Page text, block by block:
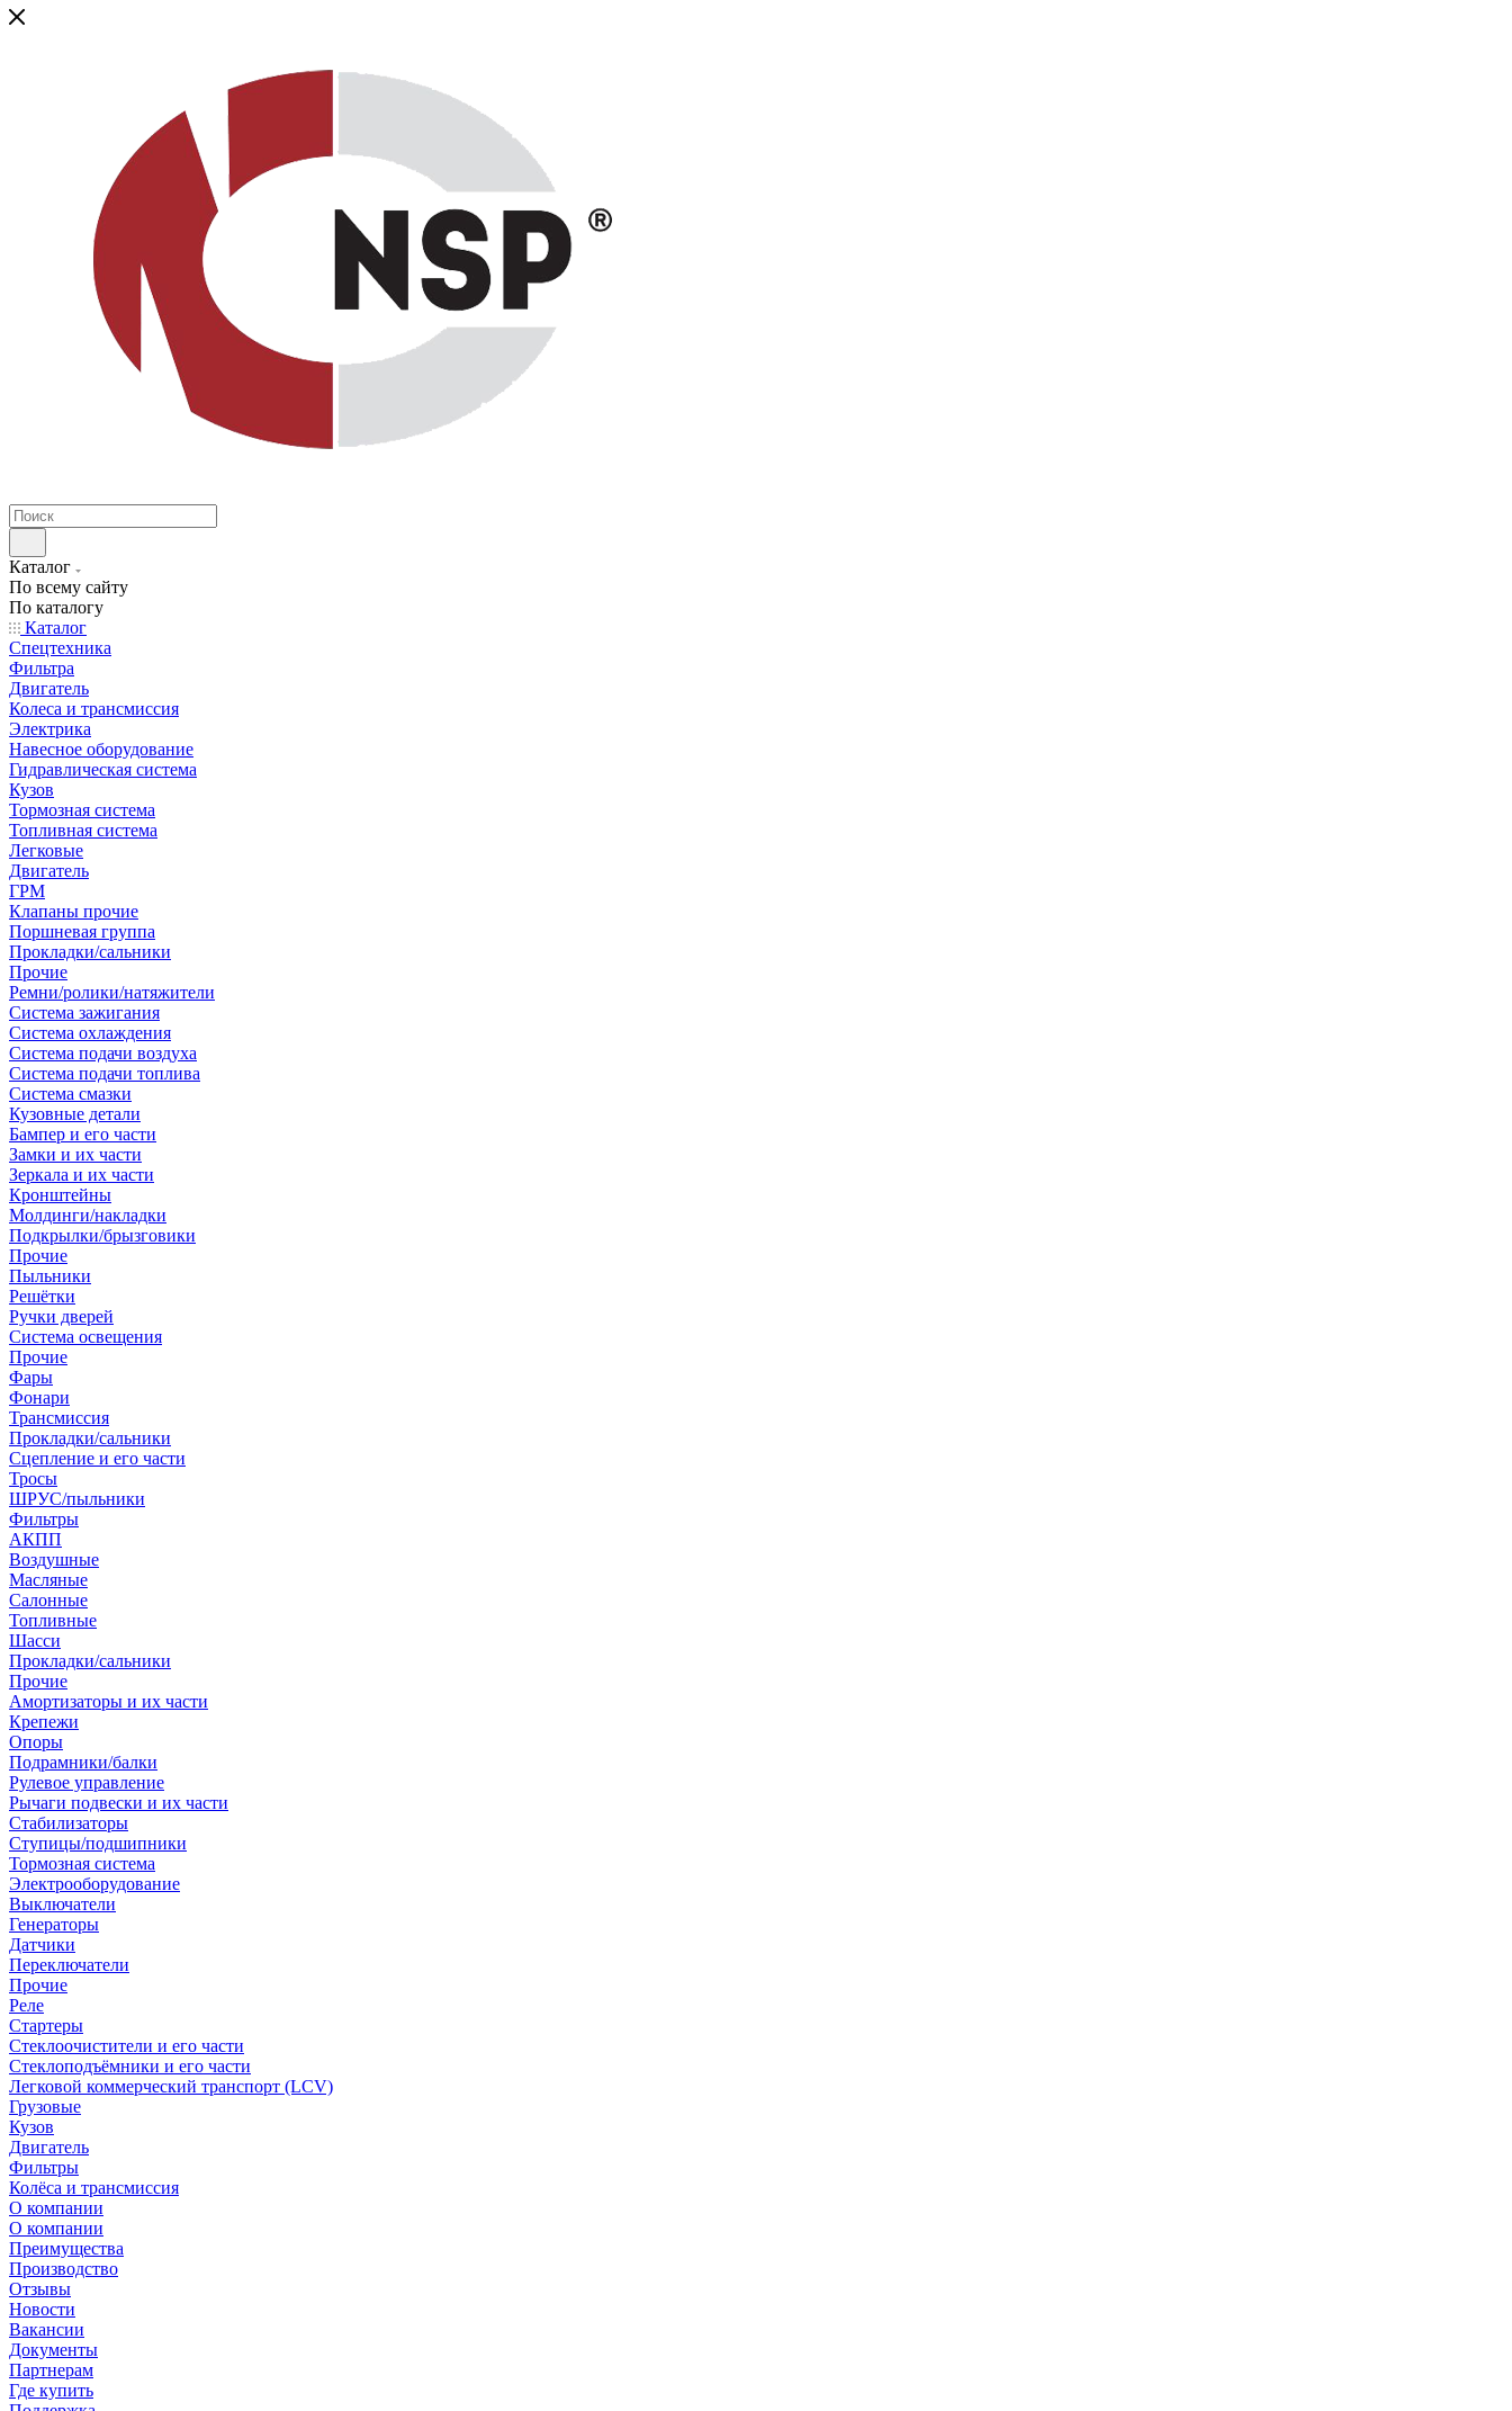
Каталог
По всему сайту
По каталогу
Каталог
Спецтехника
Фильтра
Двигатель
Колеса и трансмиссия
Электрика
Навесное оборудование
Гидравлическая система
Кузов
Тормозная система
Топливная система
Легковые
Двигатель
ГРМ
Клапаны прочие
Поршневая группа
Прокладки/сальники
Прочие
Ремни/ролики/натяжители
Система зажигания
Система охлаждения
Система подачи воздуха
Система подачи топлива
Система смазки
Кузовные детали
Бампер и его части
Замки и их части
Зеркала и их части
Кронштейны
Молдинги/накладки
Подкрылки/брызговики
Прочие
Пыльники
Решётки
Ручки дверей
Система освещения
Прочие
Фары
Фонари
Трансмиссия
Прокладки/сальники
Сцепление и его части
Тросы
ШРУС/пыльники
Фильтры
АКПП
Воздушные
Масляные
Салонные
Топливные
Шасси
Прокладки/сальники
Прочие
Амортизаторы и их части
Крепежи
Опоры
Подрамники/балки
Рулевое управление
Рычаги подвески и их части
Стабилизаторы
Ступицы/подшипники
Тормозная система
Электрооборудование
Выключатели
Генераторы
Датчики
Переключатели
Прочие
Реле
Стартеры
Стеклоочистители и его части
Стеклоподъёмники и его части
Легковой коммерческий транспорт (LCV)
Грузовые
Кузов
Двигатель
Фильтры
Колёса и трансмиссия
О компании
О компании
Преимущества
Производство
Отзывы
Новости
Вакансии
Документы
Партнерам
Где купить